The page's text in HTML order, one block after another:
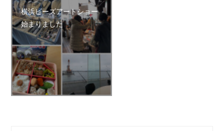
横浜ビーズアートショー
始まりました